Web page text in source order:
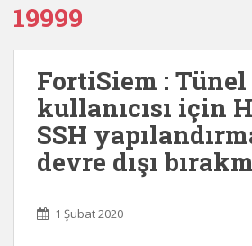
19999
FortiSiem : Tünel
kullanıcısı için
SSH
devre dışı
1 Şubat 2020